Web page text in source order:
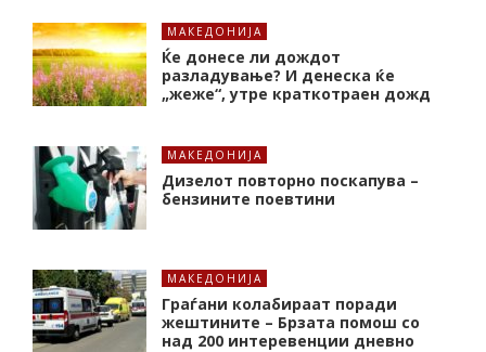
МАКЕДОНИЈА
Ќе донесе ли дождот
разладување? И денеска ќе
„жеже“, утре краткотраен дожд
МАКЕДОНИЈА
Дизелот повторно поскапува –
бензините поевтини
МАКЕДОНИЈА
Граѓани колабираат поради
жештините – Брзата помош со
над 200 интеревенции дневно